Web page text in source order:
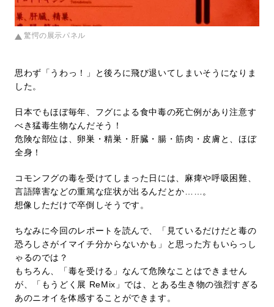
驚愕の展示パネル
思わず「うわっ！」と後ろに飛び退いてしまいそうになりま
した。
日本でもほぼ毎年、フグによる食中毒の死亡例があり注意す
べき猛毒生物なんだそう！
危険な部位は、卵巣・精巣・肝臓・腸・筋肉・皮膚と、ほぼ
全身！
コモンフグの毒を受けてしまった日には、麻痺や呼吸困難、
言語障害などの重篤な症状が出るんだとか……。
想像しただけで卒倒しそうです。
ちなみに今回のレポートを読んで、「見ているだけだと毒の
恐ろしさがイマイチ分からないかも」と思った方もいらっし
ゃるのでは？
もちろん、「毒を受ける」なんて危険なことはできません
が、「もうどく展 ReMix」では、とある生き物の強烈すぎる
あのニオイを体感することができます。